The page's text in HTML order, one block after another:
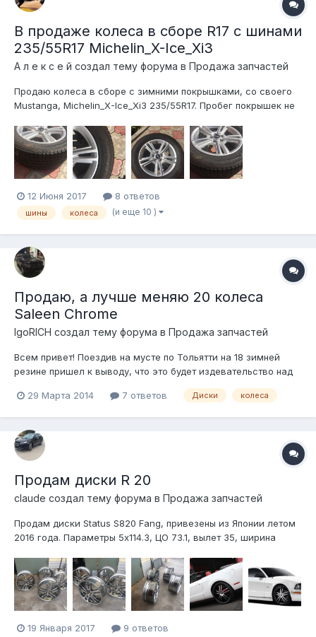
В продаже колеса в сборе R17 с шинами
235/55R17 Michelin_X-Ice_Xi3
А л е к с е й создал тему форума в Продажа запчастей
Продаю колеса в сборе с зимними покрышками, со своего
Mustanga, Michelin_X-Ice_Xi3 235/55R17. Пробег покрышек не
радиусе. Покупал шины за 40 тыс рублей! Продаю только
комплектом! Цена договорная. Отправлю транспортной в
любой регион!
12 Июня 2017 8 ответов
шины колеса (и еще 10 )
Продаю, а лучше меняю 20 колеса
Saleen Chrome
IgoRICH создал тему форума в Продажа запчастей
Всем привет! Поездив на мусте по Тольятти на 18 зимней
резине пришел к выводу, что это будет издевательство над
колесах... это "..дец" братцы... яма глубиной в 15 см и
идеале хотелось бы п...
29 Марта 2014 7 ответов Диски колеса
Продам диски R 20
claude создал тему форума в Продажа запчастей
Продам диски Status S820 Fang, привезены из Японии летом
2016 года. Параметры 5х114.3, ЦО 73.1, вылет 35, ширина
Отправлю по стране. Цена 27 тыс
19 Января 2017 9 ответов